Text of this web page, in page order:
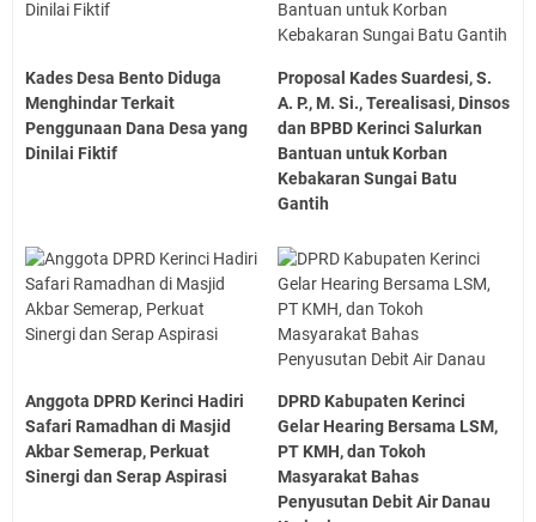
Kades Desa Bento Diduga
Menghindar Terkait
Penggunaan Dana Desa yang
Dinilai Fiktif
Proposal Kades Suardesi, S.
A. P., M. Si., Terealisasi, Dinsos
dan BPBD Kerinci Salurkan
Bantuan untuk Korban
Kebakaran Sungai Batu
Gantih
Anggota DPRD Kerinci Hadiri
Safari Ramadhan di Masjid
Akbar Semerap, Perkuat
Sinergi dan Serap Aspirasi
DPRD Kabupaten Kerinci
Gelar Hearing Bersama LSM,
PT KMH, dan Tokoh
Masyarakat Bahas
Penyusutan Debit Air Danau